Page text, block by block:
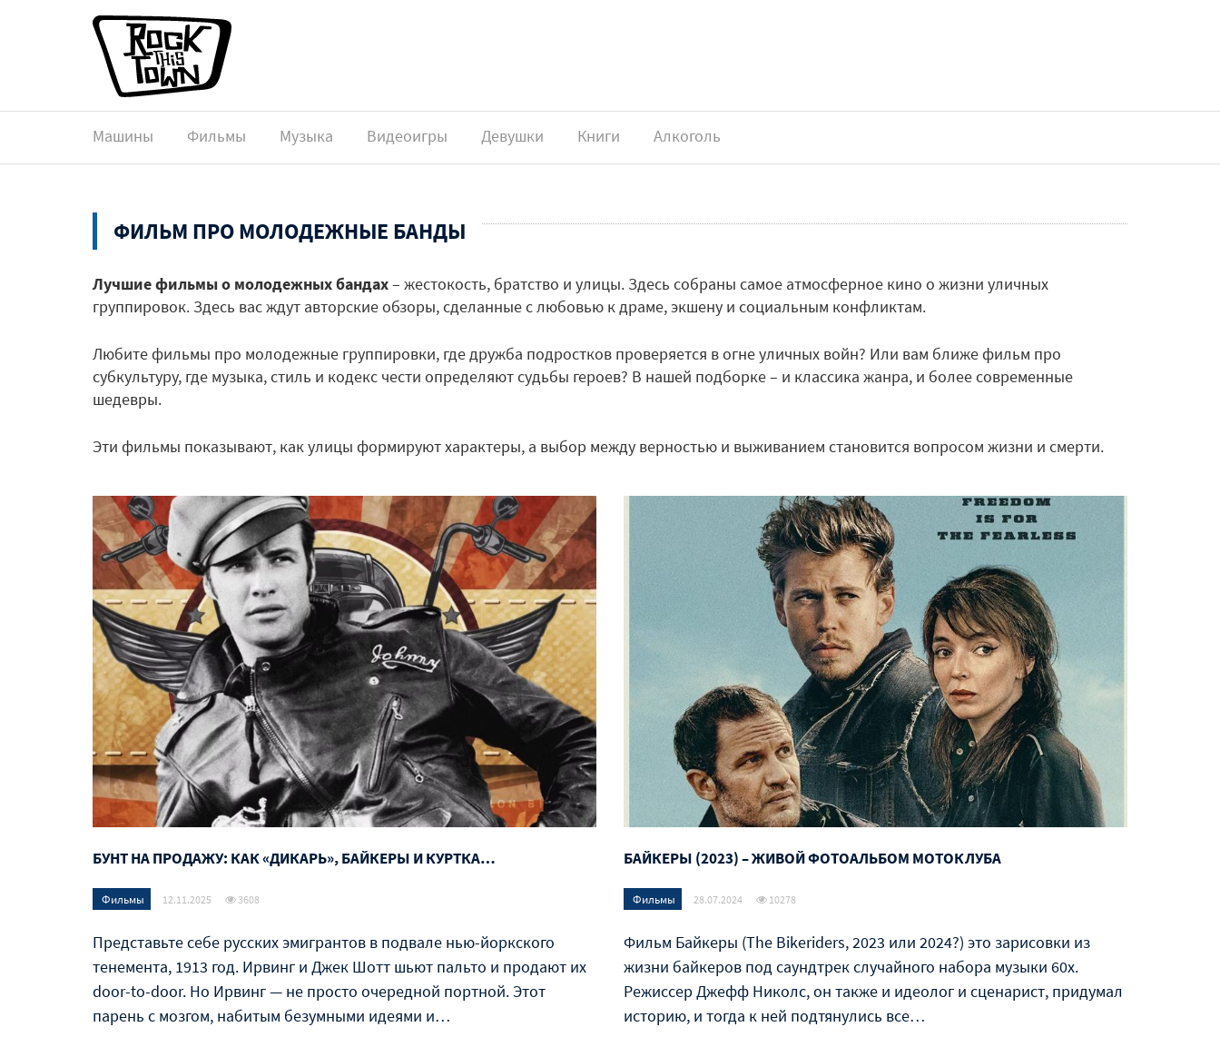
Машины Фильмы Музыка Видеоигры Девушки Книги Алкоголь
ФИЛЬМ ПРО МОЛОДЕЖНЫЕ БАНДЫ
Лучшие фильмы о молодежных бандах– жестокость, братство и улицы. Здесь собраны самое атмосферное кино о жизни уличных
группировок. Здесь вас ждут авторские обзоры, сделанные с любовью к драме, экшену и социальным конфликтам.
Любите фильмы про молодежные группировки, где дружба подростков проверяется в огне уличных войн? Или вам ближе фильм про
субкультуру, где музыка, стиль и кодекс чести определяют судьбы героев? В нашей подборке – и классика жанра, и более современные
шедевры.
Эти фильмы показывают, как улицы формируют характеры, а выбор между верностью и выживанием становится вопросом жизни и смерти.
БУНТ НА ПРОДАЖУ: КАК «ДИКАРЬ», БАЙКЕРЫ И КУРТКА…
Фильмы 12.11.2025 3608
Представьте себе русских эмигрантов в подвале нью-йоркского
тенемента, 1913 год. Ирвинг и Джек Шотт шьют пальто и продают их
door-to-door. Но Ирвинг — не просто очередной портной. Этот
парень с мозгом, набитым безумными идеями и…
БАЙКЕРЫ (2023) – ЖИВОЙ ФОТОАЛЬБОМ МОТОКЛУБА
Фильмы 28.07.2024 10278
Фильм Байкеры (The Bikeriders, 2023 или 2024?) это зарисовки из
жизни байкеров под саундтрек случайного набора музыки 60х.
Режиссер Джефф Николс, он также и идеолог и сценарист, придумал
историю, и тогда к ней подтянулись все…